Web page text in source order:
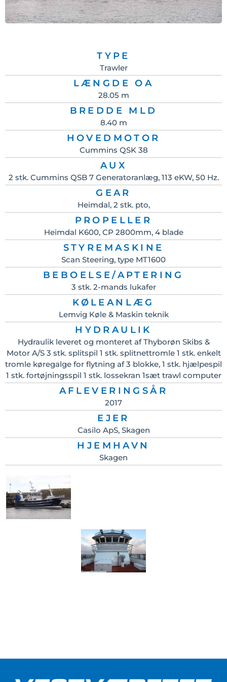
TYPE
Trawler
LÆNGDE OA
28.05 m
BREDDE MLD
8.40 m
HOVEDMOTOR
Cummins QSK 38
AUX
2 stk. Cummins QSB 7 Generatoranlæg, 113 eKW, 50 Hz.
GEAR
Heimdal, 2 stk. pto,
PROPELLER
Heimdal K600, CP 2800mm, 4 blade
STYREMASKINE
Scan Steering, type MT1600
BEBOELSE/APTERING
3 stk. 2-mands lukafer
KØLEANLÆG
Lemvig Køle & Maskin teknik
HYDRAULIK
Hydraulik leveret og monteret af Thyborøn Skibs &
Motor A/S 3 stk. splitspil 1 stk. splitnettromle 1 stk. enkelt
tromle køregalge for flytning af 3 blokke, 1 stk. hjælpespil
1 stk. fortøjningsspil 1 stk. lossekran 1sæt trawl computer
AFLEVERINGSÅR
2017
EJER
Casilo ApS, Skagen
HJEMHAVN
Skagen